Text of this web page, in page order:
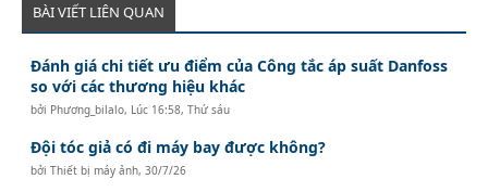
BÀI VIẾT LIÊN QUAN
Đánh giá chi tiết ưu điểm của Công tắc áp suất Danfoss
so với các thương hiệu khác
bởi Phương_bilalo, Lúc 16:58, Thứ sáu
Đội tóc giả có đi máy bay được không?
bởiThiết bị máy ảnh,30/7/26